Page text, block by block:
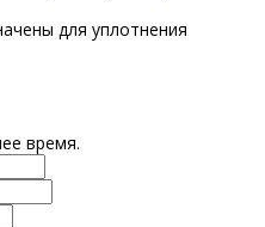
для уплотнения
время.